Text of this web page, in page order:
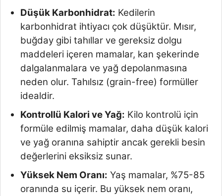
Düşük Karbonhidrat: Kedilerin
karbonhidrat ihtiyacı çok düşüktür. Mısır,
buğday gibi tahıllar ve gereksiz dolgu
maddeleri içeren mamalar, kan şekerinde
dalgalanmalara ve yağ depolanmasına
neden olur. Tahılsız (grain-free) formüller
idealdir.
Kontrollü Kalori ve Yağ: Kilo kontrolü için
formüle edilmiş mamalar, daha düşük kalori
ve yağ oranına sahiptir ancak gerekli besin
değerlerini eksiksiz sunar.
Yüksek Nem Oranı: Yaş mamalar, %75-85
oranında su içerir. Bu yüksek nem oranı,